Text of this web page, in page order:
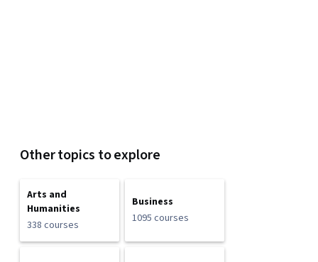
Other topics to explore
Arts and
Humanities
338 courses
Business
1095 courses